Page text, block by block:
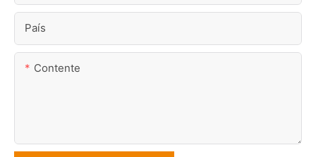
País
Contente